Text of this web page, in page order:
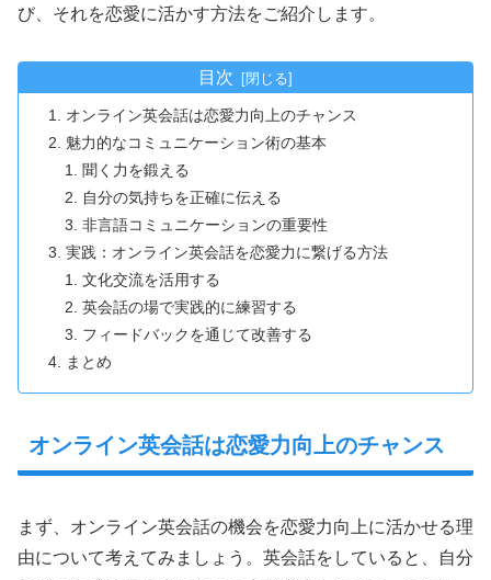
び、それを恋愛に活かす方法をご紹介します。
目次
オンライン英会話は恋愛力向上のチャンス
魅力的なコミュニケーション術の基本
聞く力を鍛える
自分の気持ちを正確に伝える
非言語コミュニケーションの重要性
実践：オンライン英会話を恋愛力に繋げる方法
文化交流を活用する
英会話の場で実践的に練習する
フィードバックを通じて改善する
まとめ
オンライン英会話は恋愛力向上のチャンス
まず、オンライン英会話の機会を恋愛力向上に活かせる理
由について考えてみましょう。英会話をしていると、自分